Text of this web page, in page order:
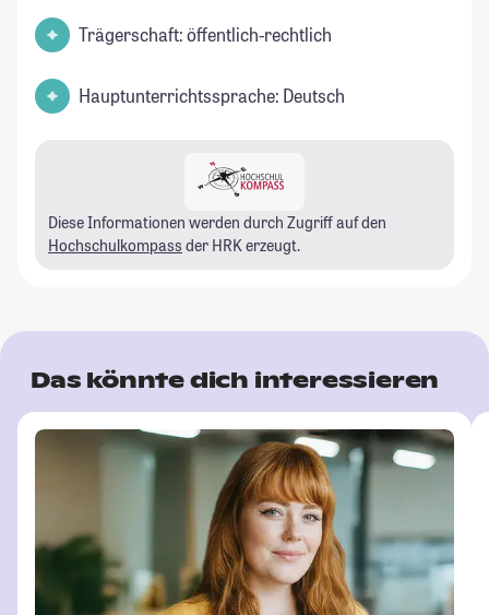
Trägerschaft: öffentlich-rechtlich
Hauptunterrichtssprache: Deutsch
Diese Informationen werden durch Zugriff auf den
Hochschulkompass der HRK erzeugt.
Das könnte dich interessieren